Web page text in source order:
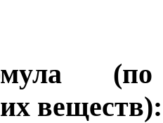
веществ):